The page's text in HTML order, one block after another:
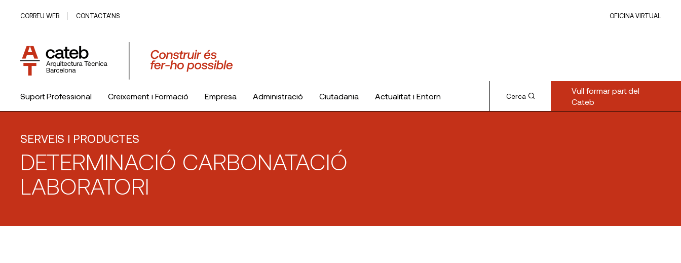
CORREU WEB CONTACTA’NS OFICINA VIRTUAL
Suport Professional Creixement i Formació Empresa Administració Ciutadania Actualitat i Entorn Cerca
Vull formar part del
Cateb
SERVEIS I PRODUCTES
DETERMINACIÓ CARBONATACIÓ
LABORATORI